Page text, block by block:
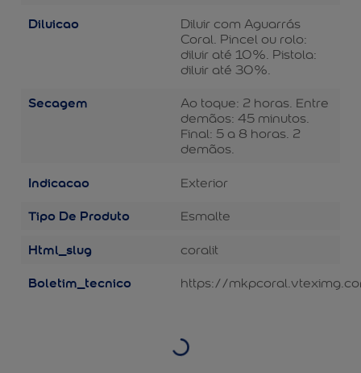
Diluicao
Diluir com Aguarrás
Coral. Pincel ou rolo:
diluir até 10%. Pistola:
diluir até 30%.
Secagem
Ao toque: 2 horas. Entre
demãos: 45 minutos.
Final: 5 a 8 horas. 2
demãos.
Indicacao Exterior
Tipo De Produto Esmalte
Html_slug coralit
Boletim_tecnico https://